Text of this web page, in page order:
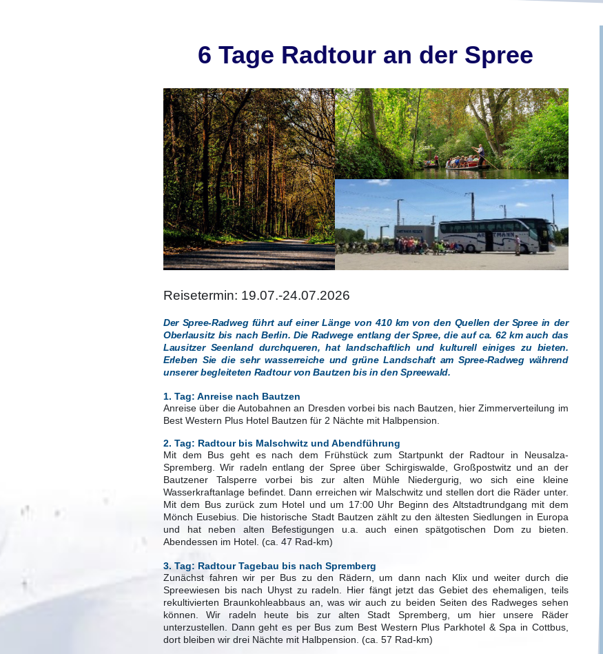
6 Tage Radtour an der Spree
Reisetermin: 19.07.-24.07.2026
Der Spree-Radweg führt auf einer Länge von 410 km von den Quellen der Spree in der
Oberlausitz bis nach Berlin. Die Radwege entlang der Spree, die auf ca. 62 km auch das
Lausitzer Seenland durchqueren, hat landschaftlich und kulturell einiges zu bieten.
Erleben Sie die sehr wasserreiche und grüne Landschaft am Spree-Radweg während
unserer begleiteten Radtour von Bautzen bis in den Spreewald.
1. Tag: Anreise nach Bautzen
Anreise über die Autobahnen an Dresden vorbei bis nach Bautzen, hier Zimmerverteilung im
Best Western Plus Hotel Bautzen für 2 Nächte mit Halbpension.
2. Tag: Radtour bis Malschwitz und Abendführung
Mit dem Bus geht es nach dem Frühstück zum Startpunkt der Radtour in Neusalza-
Spremberg. Wir radeln entlang der Spree über Schirgiswalde, Großpostwitz und an der
Bautzener Talsperre vorbei bis zur alten Mühle Niedergurig, wo sich eine kleine
Wasserkraftanlage befindet. Dann erreichen wir Malschwitz und stellen dort die Räder unter.
Mit dem Bus zurück zum Hotel und um 17:00 Uhr Beginn des Altstadtrundgang mit dem
Mönch Eusebius. Die historische Stadt Bautzen zählt zu den ältesten Siedlungen in Europa
und hat neben alten Befestigungen u.a. auch einen spätgotischen Dom zu bieten.
Abendessen im Hotel. (ca. 47 Rad-km)
3. Tag: Radtour Tagebau bis nach Spremberg
Zunächst fahren wir per Bus zu den Rädern, um dann nach Klix und weiter durch die
Spreewiesen bis nach Uhyst zu radeln. Hier fängt jetzt das Gebiet des ehemaligen, teils
rekultivierten Braunkohleabbaus an, was wir auch zu beiden Seiten des Radweges sehen
können. Wir radeln heute bis zur alten Stadt Spremberg, um hier unsere Räder
unterzustellen. Dann geht es per Bus zum Best Western Plus Parkhotel & Spa in Cottbus,
dort bleiben wir drei Nächte mit Halbpension. (ca. 57 Rad-km)